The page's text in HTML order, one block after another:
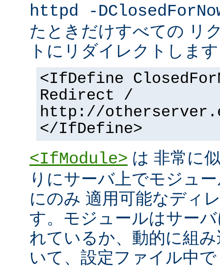
httpd -
たときだけすべての リ
トにリダイレクトしま
<IfDefine
Redirect /
http://
</IfDefine>
<IfModule> は 非常に
りにサーバ上でモジュ
にのみ 適用可能なディ
す。モジュールはサー
れているか、動的に組
いて、設定ファイル中